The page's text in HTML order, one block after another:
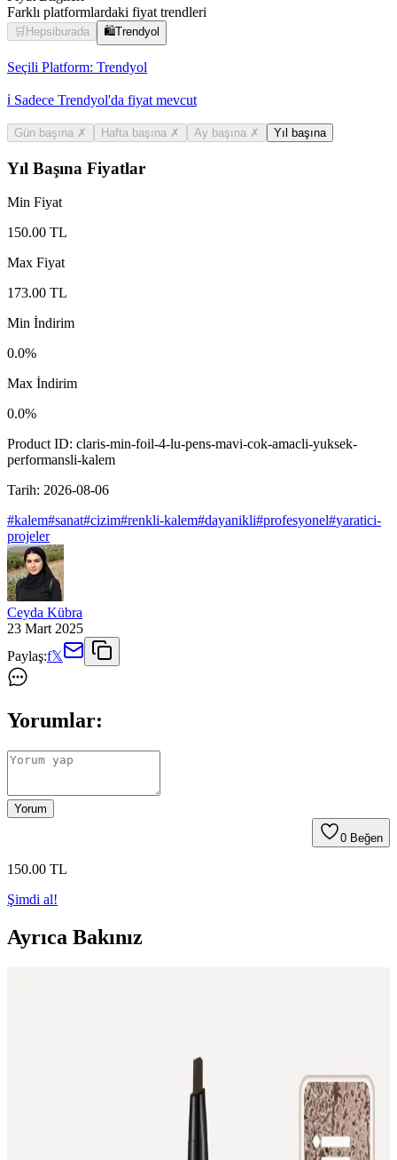
Farklı platformlardaki fiyat trendleri
🛒 Hepsiburada 🛍️Trendyol
Seçili Platform: Trendyol
ℹ️ Sadece Trendyol'da fiyat mevcut
Gün başına ✗ Hafta başına ✗ Ay başına ✗ Yıl başına
Yıl Başına Fiyatlar
Min Fiyat
150.00 TL
Max Fiyat
173.00 TL
Min İndirim
0.0%
Max İndirim
0.0%
Product ID: claris-min-foil-4-lu-pens-mavi-cok-amacli-yuksek-
performansli-kalem
Tarih: 2026-08-06
#kalem#sanat#cizim#renkli-kalem#dayanikli#profesyonel#yaratici-
projeler
Ceyda Kübra
23 Mart 2025
Paylaş:f𝕏
Yorumlar:
Yorum
0 Beğen
150.00 TL
Şimdi al!
Ayrıca Bakınız
farklı teknikler gerektirir. Kapüşonlu gözlerde likit eyeliner tercih
edilirken, kalem eyeliner su hattı ve alt kirpiklerde doğal görünüm
Well Siyah Kaş Kalemi EB001: Uzun Süreli ve
Doğal Kaş Makyajı İçin Ideal Çözüm